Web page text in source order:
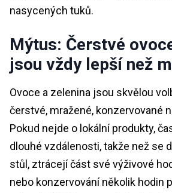
nasycených tuků.
Mýtus: Čerstvé
jsou vždy lepší než
Ovoce a zelenina jsou skvělou
čerstvé, mražené, konzervované
Pokud nejde o lokální produkty,
dlouhé vzdálenosti, takže než se
stůl, ztrácejí část své výživové
nebo konzervování několik hodin